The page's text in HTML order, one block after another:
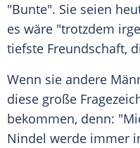
"Bunte". Sie seien
es wäre "trotzdem
tiefste Freundschaft,
Wenn sie andere
diese große
bekommen, denn:
Nindel werde immer